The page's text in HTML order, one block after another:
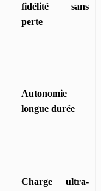
fidélité sans
perte
Autonomie
longue durée
Charge ultra-